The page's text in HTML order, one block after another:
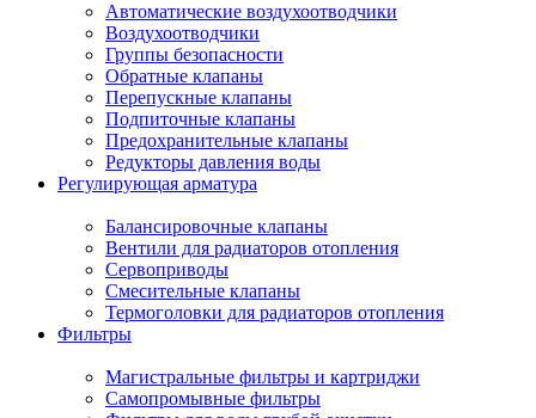
Автоматические воздухоотводчики
Воздухоотводчики
Группы безопасности
Обратные клапаны
Перепускные клапаны
Подпиточные клапаны
Предохранительные клапаны
Редукторы давления воды
Регулирующая арматура
Балансировочные клапаны
Вентили для радиаторов отопления
Сервоприводы
Смесительные клапаны
Термоголовки для радиаторов отопления
Фильтры
Магистральные фильтры и картриджи
Самопромывные фильтры